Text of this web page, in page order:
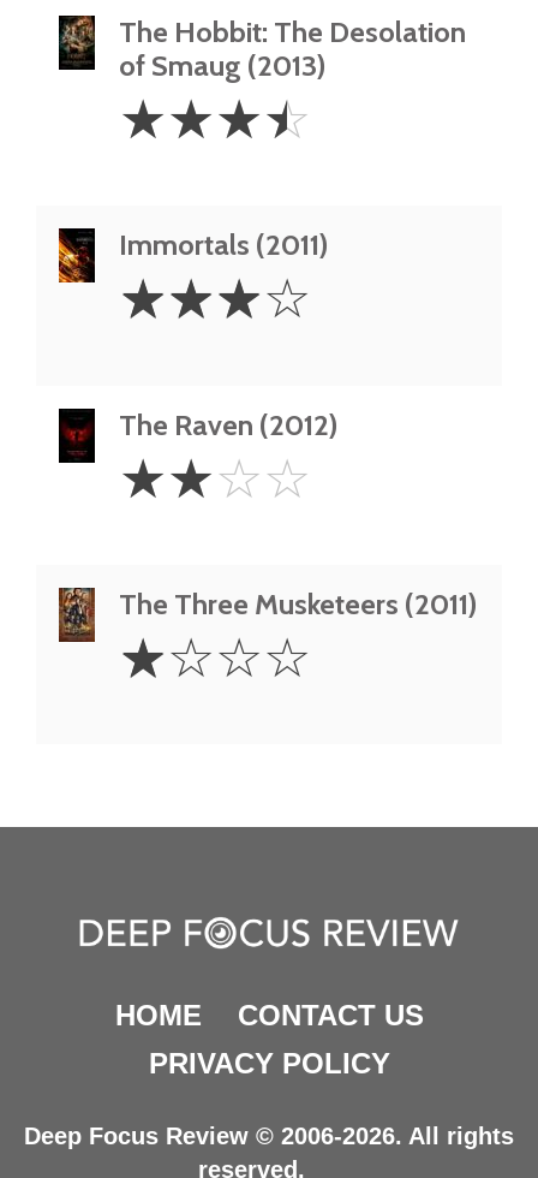
The Hobbit: The Desolation
of Smaug (2013)
3.5
Stars
☆☆☆☆
Immortals (2011)
Stars
☆☆☆☆
The Raven (2012)
Stars
☆☆☆☆
The Three Musketeers (2011)
Star
☆☆☆☆
HOME
CONTACT US
PRIVACY POLICY
Deep Focus Review © 2006-2026. All rights
reserved.